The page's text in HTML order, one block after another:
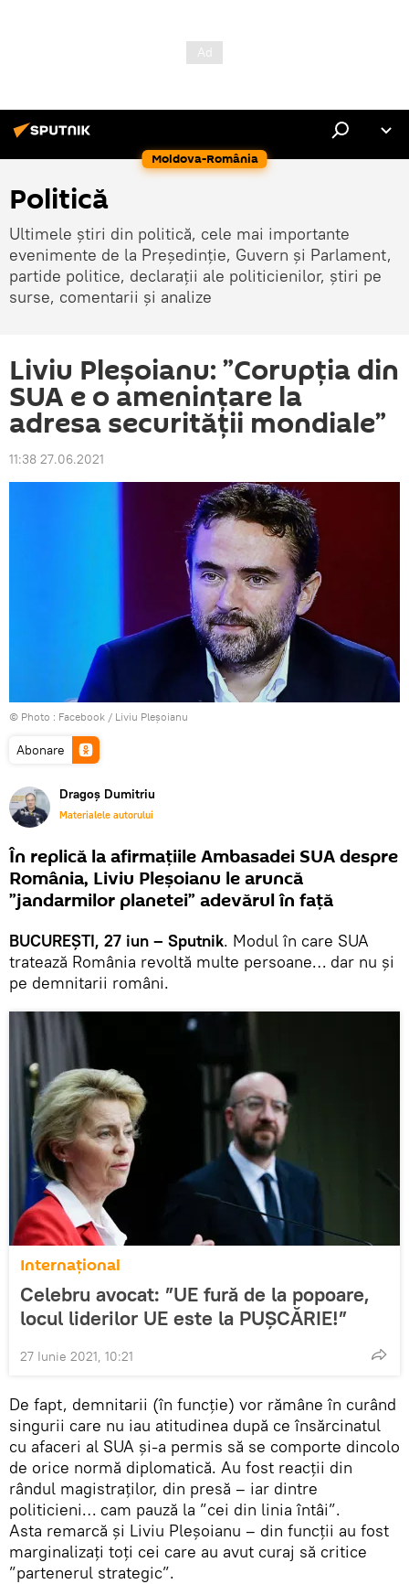
Moldova-România
Politică
Ultimele știri din politică, cele mai importante
evenimente de la Președinție, Guvern și Parlament,
partide politice, declarații ale politicienilor, știri pe
surse, comentarii și analize
Liviu Pleșoianu: ”Corupția din
SUA e o amenințare la
adresa securității mondiale”
11:38 27.06.2021
© Photo : Facebook / Liviu Pleșoianu
Abonare
Dragoș Dumitriu
Materialele autorului
În replică la afirmațiile Ambasadei SUA despre
România, Liviu Pleșoianu le aruncă
”jandarmilor planetei” adevărul în față
BUCUREȘTI, 27 iun – Sputnik. Modul în care SUA
tratează România revoltă multe persoane… dar nu și
pe demnitarii români.
Internaţional
Celebru avocat: ”UE fură de la popoare,
locul liderilor UE este la PUȘCĂRIE!”
27 Iunie 2021, 10:21
De fapt, demnitarii (în funcție) vor rămâne în curând
singurii care nu iau atitudinea după ce însărcinatul
cu afaceri al SUA și-a permis să se comporte dincolo
de orice normă diplomatică. Au fost reacții din
rândul magistraților, din presă – iar dintre
politicieni… cam pauză la ”cei din linia întâi”.
Asta remarcă și Liviu Pleșoianu – din funcții au fost
marginalizați toți cei care au avut curaj să critice
”partenerul strategic”.